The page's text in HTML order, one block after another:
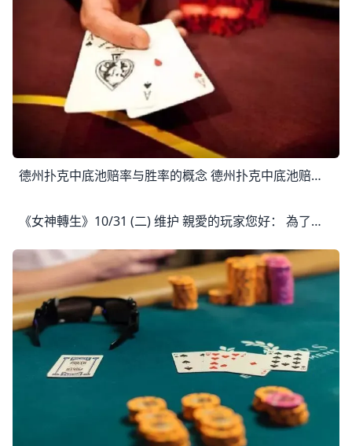
德州扑克中底池赔率与胜率的概念 德州扑克中底池赔率与胜率的概念 引言 讨论扑克理论的一个难处是，通常不可能在隔离的语境下讨论单一概念。例如：如果不了解河牌圈打法，你就不可能充分
《女神轉生》10/31 (二) 维护 親愛的玩家您好： 為了帶給大家更優質的遊戲體驗，我們將於10月31日(二)09:00-18:00 進行伺服器合併作業。 合服方案：73~84服合成